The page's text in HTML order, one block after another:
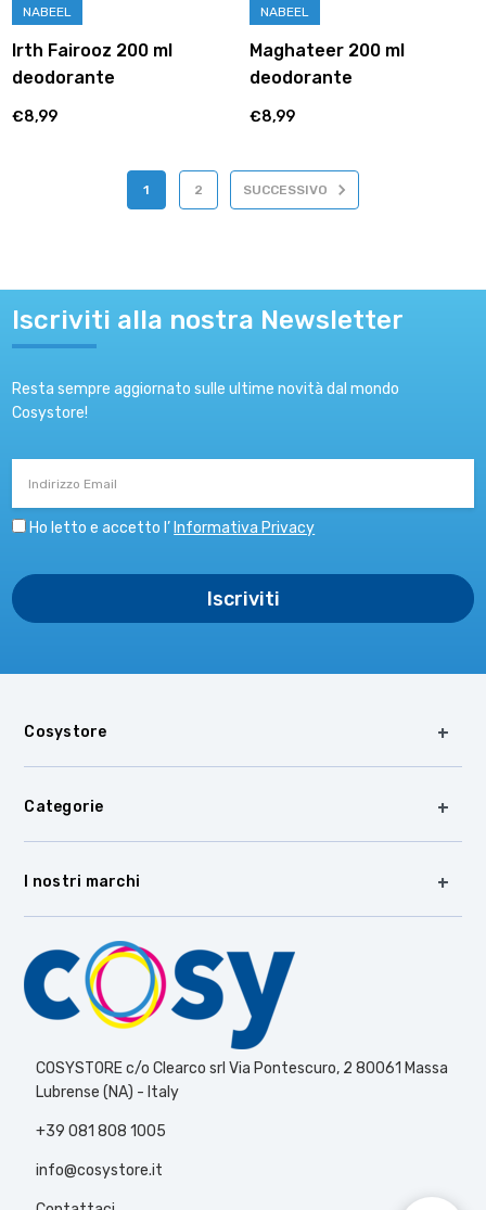
NABEEL
Irth Fairooz 200 ml
deodorante
€8,99
NABEEL
Maghateer 200 ml
deodorante
€8,99
1 2 SUCCESSIVO
Iscriviti alla nostra Newsletter
Resta sempre aggiornato sulle ultime novità dal mondo
Cosystore!
Ho letto e accetto l’ Informativa Privacy
Cosystore
Categorie
I nostri marchi
COSYSTORE c/o Clearco srl Via Pontescuro, 2 80061 Massa
Lubrense (NA) - Italy
+39 081 808 1005
info@cosystore.it